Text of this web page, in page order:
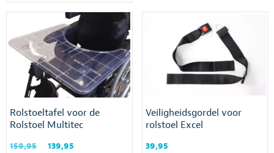
variaties.
op
de
Rolstoeltafel voor de
Rolstoel Multitec
159,95
Oorspronkelijke
139,95
Veiligheidsgordel voor
rolstoel Excel
39,95